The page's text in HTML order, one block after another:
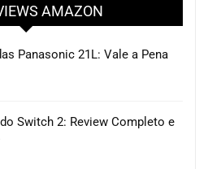
AMAZON
Panasonic 21L: Vale a Pena
Switch 2: Review Completo e